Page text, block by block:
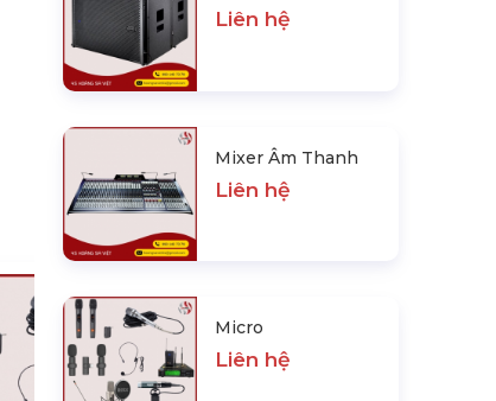
Liên hệ
Mixer Âm Thanh
Liên hệ
Micro
Liên hệ